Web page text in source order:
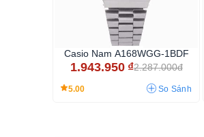
Casio Nam A168WGG-1BDF
1.943.950 ₫2.287.000đ
5.00 So Sánh